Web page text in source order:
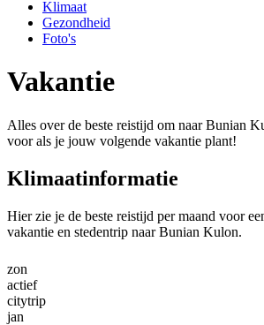
Klimaat
Gezondheid
Foto's
Vakantie
Alles over de beste reistijd om naar Bunian
voor als je jouw volgende vakantie plant!
Klimaatinformatie
Hier zie je de beste reistijd per maand voor
vakantie en stedentrip naar Bunian Kulon.
zon
actief
citytrip
jan